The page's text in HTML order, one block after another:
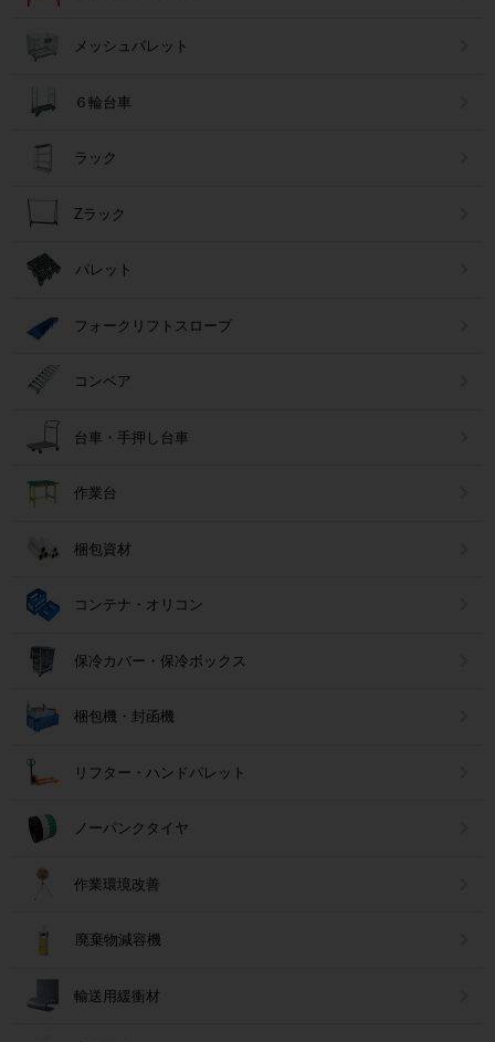
メッシュパレット
６輪台車
ラック
Zラック
パレット
フォークリフトスロープ
コンベア
台車・手押し台車
作業台
梱包資材
コンテナ・オリコン
保冷カバー・保冷ボックス
梱包機・封函機
リフター・ハンドパレット
ノーパンクタイヤ
作業環境改善
廃棄物減容機
輸送用緩衝材